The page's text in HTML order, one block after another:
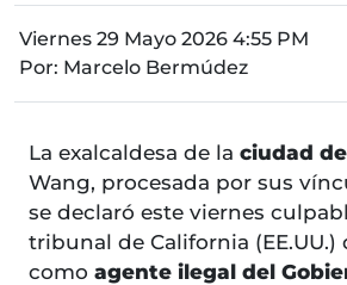
Viernes 29 Mayo 2026 4:55 PM
Por: Marcelo Bermúdez
La exalcaldesa de la ciudad
Wang, procesada por sus
se declaró este viernes
tribunal de California (EE.UU.)
como agente ilegal del